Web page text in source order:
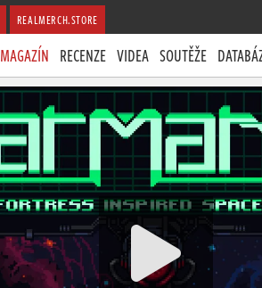
REALMERCH.STORE
MAGAZÍN RECENZE VIDEA SOUTĚŽE